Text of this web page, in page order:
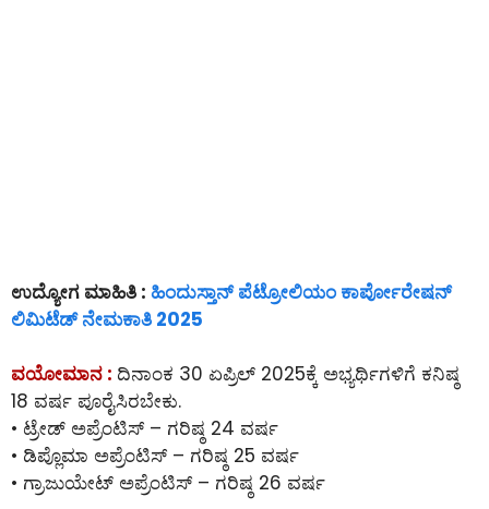
ಉದ್ಯೋಗ ಮಾಹಿತಿ : ಹಿಂದುಸ್ತಾನ್ ಪೆಟ್ರೋಲಿಯಂ ಕಾರ್ಪೋರೇಷನ್
ಲಿಮಿಟೆಡ್ ನೇಮಕಾತಿ 2025
ವಯೋಮಾನ : ದಿನಾಂಕ 30 ಏಪ್ರಿಲ್ 2025ಕ್ಕೆ ಅಭ್ಯರ್ಥಿಗಳಿಗೆ ಕನಿಷ್ಠ
18 ವರ್ಷ ಪೂರೈಸಿರಬೇಕು.
• ಟ್ರೇಡ್ ಅಪ್ರೆಂಟಿಸ್ – ಗರಿಷ್ಠ 24 ವರ್ಷ
• ಡಿಪ್ಲೊಮಾ ಅಪ್ರೆಂಟಿಸ್ – ಗರಿಷ್ಠ 25 ವರ್ಷ
• ಗ್ರಾಜುಯೇಟ್ ಅಪ್ರೆಂಟಿಸ್ – ಗರಿಷ್ಠ 26 ವರ್ಷ